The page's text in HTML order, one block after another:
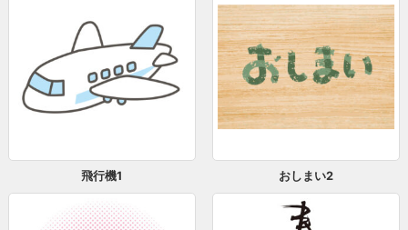
飛行機1 おしまい2